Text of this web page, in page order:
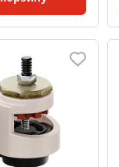
1,75
72